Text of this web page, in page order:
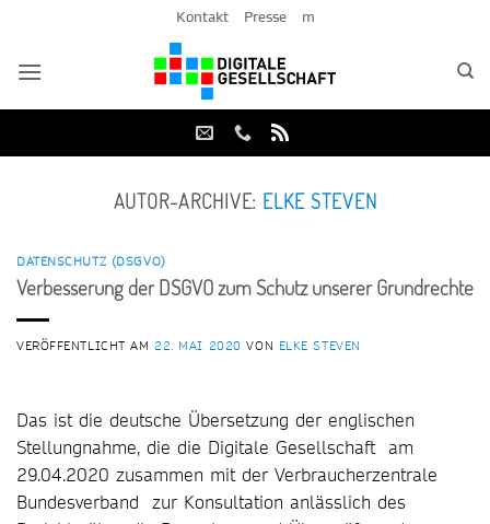
springen
Kontakt Presse m
AUTOR-ARCHIVE: ELKE STEVEN
DATENSCHUTZ (DSGVO)
Verbesserung der DSGVO zum Schutz unserer Grundrechte
VERÖFFENTLICHT AM 22. MAI 2020 VON ELKE STEVEN
Das ist die deutsche Übersetzung der englischen
Stellungnahme, die die Digitale Gesellschaft am
29.04.2020 zusammen mit der Verbraucherzentrale
Bundesverband zur Konsultation anlässlich des